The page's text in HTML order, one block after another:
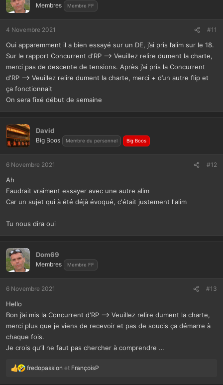
Membres Membre FF
4 Novembre 2021 #11
Oui apparemment il a bien essayé sur un DE, j’ai pris l’alim sur le 18.
Sur le rapport Concurrent d'RP --> Veuillez relire dument la charte,
merci pas de descente de tensions. Après j’ai pris la Concurrent
d'RP --> Veuillez relire dument la charte, merci + d’un autre flip et
ça fonctionnait
On sera fixé début de semaine
David
Big Boos Membre du personnel Big Boos
6 Novembre 2021 #12
Ah
Faudrait vraiment essayer avec une autre alim
Car un sujet qui à été déjà évoqué, c'était justement l'alim
Tu nous dira oui
Dom69
Membres Membre FF
6 Novembre 2021 #13
Hello
Bon j’ai mis la Concurrent d'RP --> Veuillez relire dument la charte,
merci plus que je viens de recevoir et pas de soucis ça démarre à
chaque fois.
Je crois qu’il ne faut pas chercher à comprendre …
L
fredopassion et FrançoisP